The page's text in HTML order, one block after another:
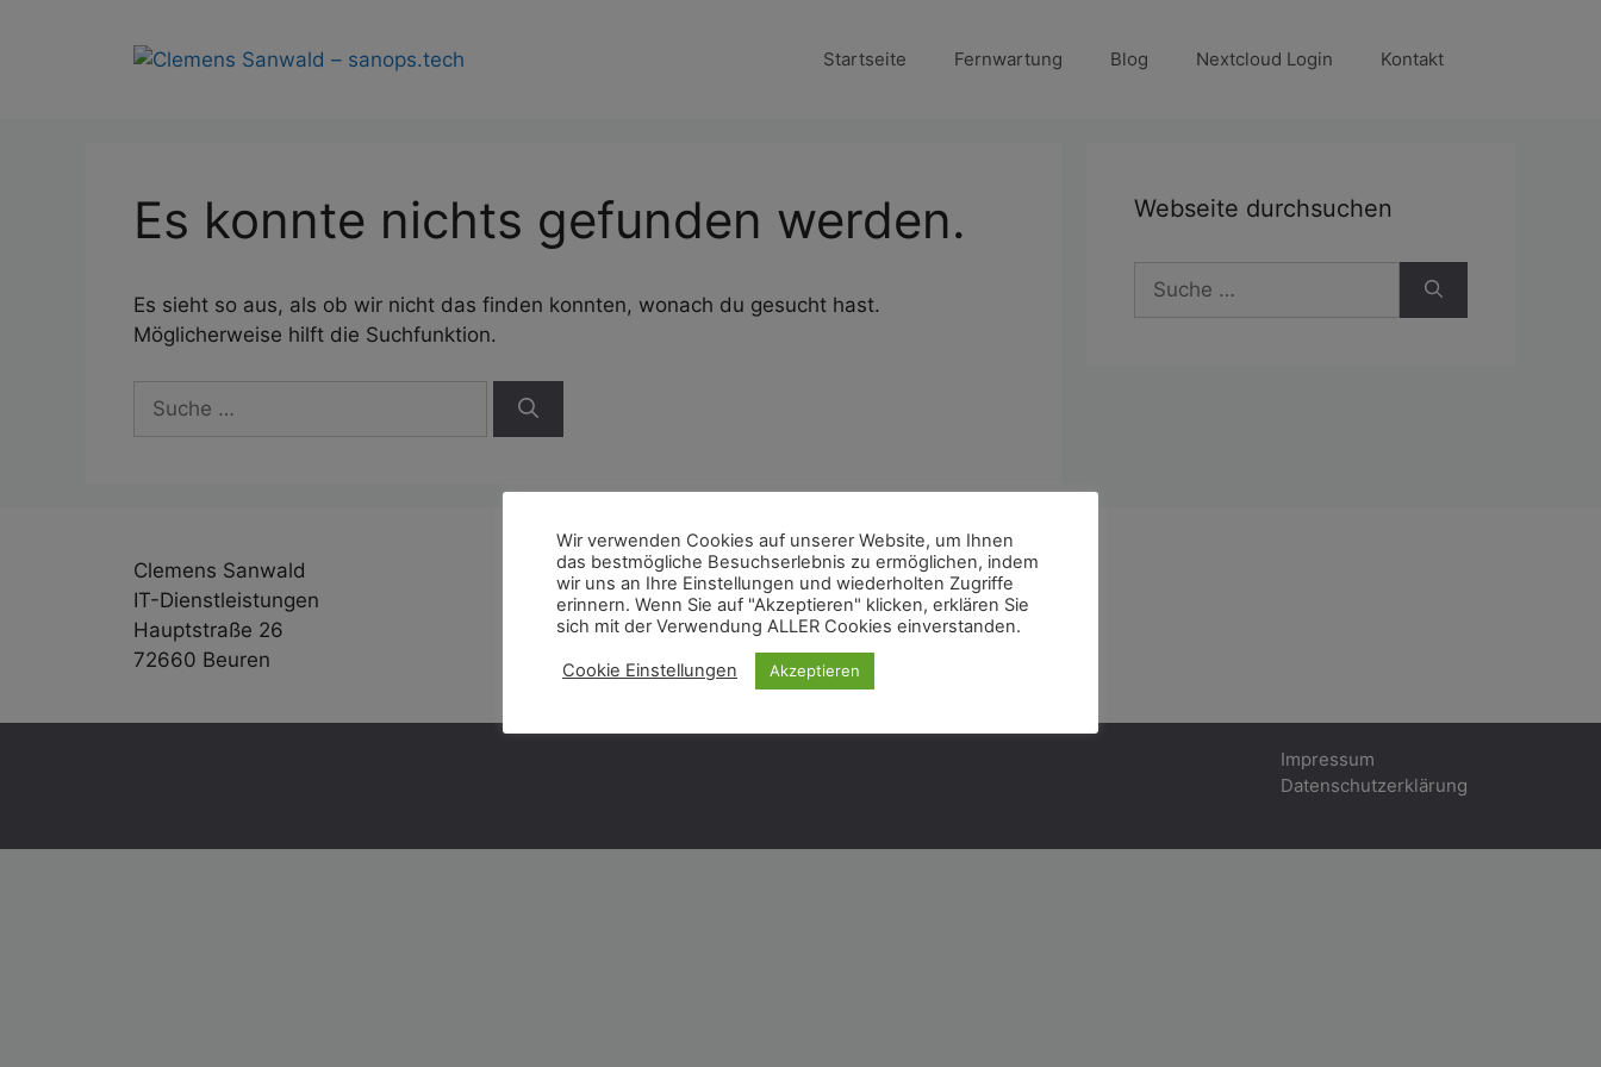
Startseite Fernwartung Blog Nextcloud Login Kontakt
Es konnte nichts gefunden werden.
Es sieht so aus, als ob wir nicht das finden konnten, wonach du gesucht hast.
Möglicherweise hilft die Suchfunktion.
nach:
Webseite durchsuchen
Suche
Clemens Sanwald
IT-Dienstleistungen
Hauptstraße 26
72660 Beuren
Telefon: 07025 90799 50
E-Mail: clemens.sanwald@sanops.tech
Impressum
Datenschutzerklärung
Wir verwenden Cookies auf unserer Website, um Ihnen
das bestmögliche Besuchserlebnis zu ermöglichen, indem
wir uns an Ihre Einstellungen und wiederholten Zugriffe
erinnern. Wenn Sie auf "Akzeptieren" klicken, erklären Sie
sich mit der Verwendung ALLER Cookies einverstanden.
Cookie Einstellungen Akzeptieren